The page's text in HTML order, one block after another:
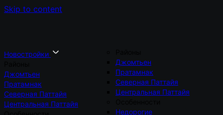
Skip to content
Новостройки
Джомтьен
Пратамнак
Северная Паттайя
Центральная Паттайя
Джомтьен
Пратамнак
Северная Паттайя
Центральная Паттайя
Недорогие